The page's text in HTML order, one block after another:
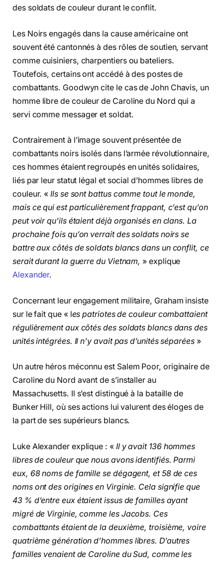
des soldats de couleur durant le conflit.
Les Noirs engagés dans la cause américaine ont
souvent été cantonnés à des rôles de soutien, servant
comme cuisiniers, charpentiers ou bateliers.
Toutefois, certains ont accédé à des postes de
combattants. Goodwyn cite le cas de John Chavis, un
homme libre de couleur de Caroline du Nord qui a
servi comme messager et soldat.
Contrairement à l’image souvent présentée de
combattants noirs isolés dans l’armée révolutionnaire,
ces hommes étaient regroupés en unités solidaires,
liés par leur statut légal et social d’hommes libres de
couleur. «Ils se sont battus comme tout le monde,
mais ce qui est particulièrement frappant, c’est qu’on
peut voir qu’ils étaient déjà organisés en clans. La
prochaine fois qu’on verrait des soldats noirs se
battre aux côtés de soldats blancs dans un conflit, ce
serait durant la guerre du Vietnam, » explique
Alexander.
Concernant leur engagement militaire, Graham insiste
sur le fait que « les patriotes de couleur combattaient
régulièrement aux côtés des soldats blancs dans des
unités intégrées. Il n’y avait pas d’unités séparées »
Un autre héros méconnu est Salem Poor, originaire de
Caroline du Nord avant de s’installer au
Massachusetts. Il s’est distingué à la bataille de
Bunker Hill, où ses actions lui valurent des éloges de
la part de ses supérieurs blancs.
Luke Alexander explique : « Il y avait 136 hommes
libres de couleur que nous avons identifiés. Parmi
eux, 68 noms de famille se dégagent, et 58 de ces
noms ont des origines en Virginie. Cela signifie que
43 % d’entre eux étaient issus de familles ayant
migré de Virginie, comme les Jacobs. Ces
combattants étaient de la deuxième, troisième, voire
quatrième génération d’hommes libres. D’autres
familles venaient de Caroline du Sud, comme les